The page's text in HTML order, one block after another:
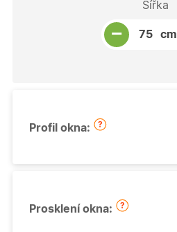
Šířka
−
Snížit množství
Počet kusů
cm
Profil okna:
Prosklení okna: